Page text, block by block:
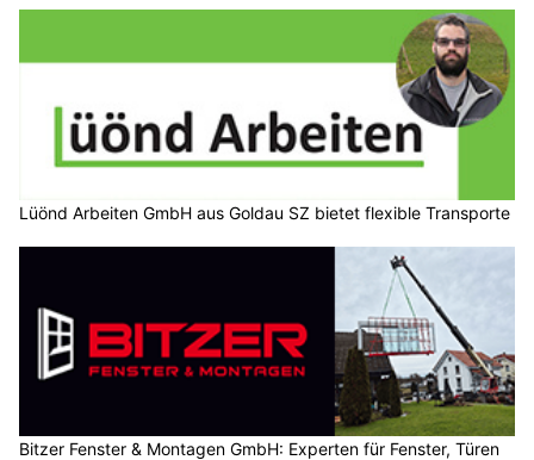
Lüönd Arbeiten GmbH aus Goldau SZ bietet flexible Transporte
Bitzer Fenster & Montagen GmbH: Experten für Fenster, Türen